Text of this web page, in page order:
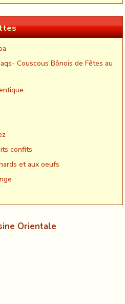
Couscous Bônois de Fêtes au
confits
et aux oeufs
Orientale